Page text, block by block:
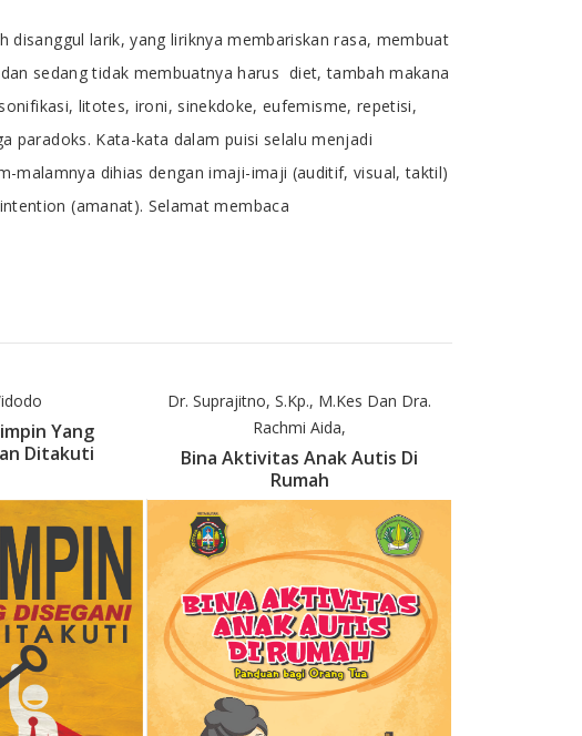
larik, yang liriknya membariskan rasa, membuat
sedang tidak membuatnya harus diet, tambah makana
litotes, ironi, sinekdoke, eufemisme, repetisi,
Kata-kata dalam puisi selalu menjadi
malamnya dihias dengan imaji-imaji (auditif, visual, taktil)
(amanat). Selamat membaca
Yang
Ditakuti
Dr. Suprajitno, S.Kp., M.Kes Dan Dra.
Rachmi Aida,
Bina Aktivitas Anak Autis Di
Rumah